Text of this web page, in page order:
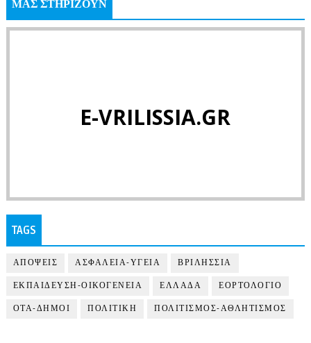
ΜΑΣ ΣΤΗΡΙΖΟΥΝ
E-VRILISSIA.GR
TAGS
ΑΠΟΨΕΙΣ ΑΣΦΑΛΕΙΑ-ΥΓΕΙΑ ΒΡΙΛΗΣΣΙΑ
ΕΚΠΑΙΔΕΥΣΗ-ΟΙΚΟΓΕΝΕΙΑ ΕΛΛΑΔΑ ΕΟΡΤΟΛΟΓΙΟ
ΟΤΑ-ΔΗΜΟΙ ΠΟΛΙΤΙΚΗ ΠΟΛΙΤΙΣΜΟΣ-ΑΘΛΗΤΙΣΜΟΣ